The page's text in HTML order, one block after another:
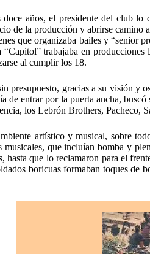
años, el presidente del club
de la producción y abrirse camino
que organizaba bailes y “senior
“Capitol” trabajaba en
al cumplir los 18.
presupuesto, gracias a su visión y
de entrar por la puerta ancha,
los Lebrón Brothers,
artístico y musical, sobre
musicales, que incluían bomba y
hasta que lo reclamaron para el
boricuas formaban toques de